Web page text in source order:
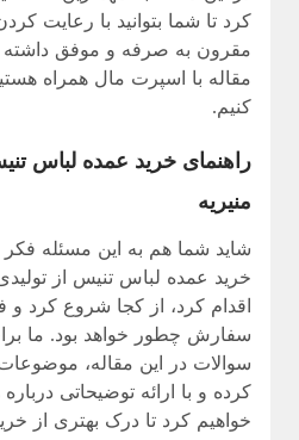
کرد تا شما بتوانید با رعایت
مقرون به صرفه و موفق داشته
مقاله با اسپرت مال همراه
کنیم.
راهنمای خرید عمده لباس
منیریه
شاید شما هم به این مسئله فکر
خرید عمده لباس تنیس از
اقدام کرد، از کجا شروع کرد و
سفارش چطور خواهد بود. ما
سوالات در این مقاله،
کرده و با ارائه توضیحاتی
خواهیم کرد تا درک بهتری از